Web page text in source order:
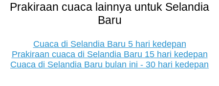
Prakiraan cuaca lainnya untuk Selandia
Baru
Cuaca di Selandia Baru 5 hari kedepan
Prakiraan cuaca di Selandia Baru 15 hari kedepan
Cuaca di Selandia Baru bulan ini - 30 hari kedepan